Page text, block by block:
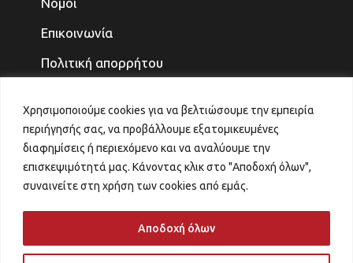
Χρησιμοποιούμε cookies για να βελτιώσουμε την εμπειρία
περιήγησής σας, να προβάλλουμε εξατομικευμένες
διαφημίσεις ή περιεχόμενο και να αναλύουμε την
επισκεψιμότητά μας. Κάνοντας κλικ στο "Αποδοχή όλων",
συναινείτε στη χρήση των cookies από εμάς.
Αποδοχή όλων
Επικοινωνία
Πολιτική απορρήτου
ΓΙΑ ΤΑ ΠΑΙΔΙΑ ΚΑΙ ΤΗΝ ΟΙΚΟΓΕΝΕΙΑ, ΤΟ
ΜΕΛΛΟΝ ΤΟ ΚΕΡΔΙΖΟΥΜΕ
31 Ιουλίου 2026
VOUCHER ΠΑΙΔΙΚΟΙ ΣΤΑΘΜΟΙ